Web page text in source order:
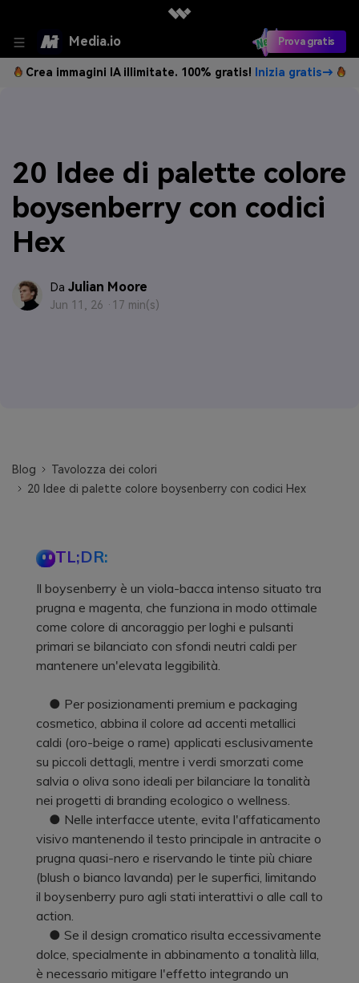
Media.io Prova gratis
Crea immagini IA illimitate. 100% gratis! Inizia gratis→
20 Idee di palette colore
boysenberry con codici
Hex
Da Julian Moore
Jun 11, 26 · 17 min(s)
Blog
Tavolozza dei colori
20 Idee di palette colore boysenberry con codici Hex
TL;DR:
Il boysenberry è un viola-bacca intenso situato tra
prugna e magenta, che funziona in modo ottimale
come colore di ancoraggio per loghi e pulsanti
primari se bilanciato con sfondi neutri caldi per
mantenere un'elevata leggibilità.
● Per posizionamenti premium e packaging
cosmetico, abbina il colore ad accenti metallici
caldi (oro-beige o rame) applicati esclusivamente
su piccoli dettagli, mentre i verdi smorzati come
salvia o oliva sono ideali per bilanciare la tonalità
nei progetti di branding ecologico o wellness.
● Nelle interfacce utente, evita l'affaticamento
visivo mantenendo il testo principale in antracite o
prugna quasi-nero e riservando le tinte più chiare
(blush o bianco lavanda) per le superfici, limitando
il boysenberry puro agli stati interattivi o alle call to
action.
● Se il design cromatico risulta eccessivamente
dolce, specialmente in abbinamento a tonalità lilla,
è necessario mitigare l'effetto integrando un